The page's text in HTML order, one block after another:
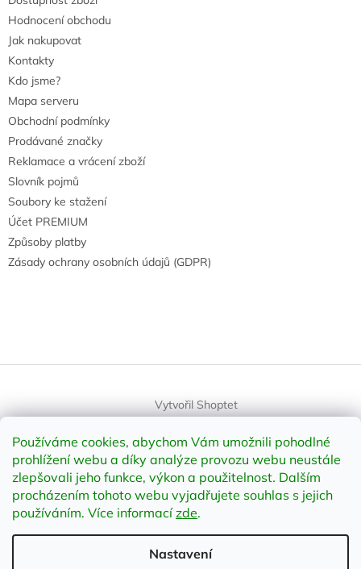
Používáme cookies, abychom Vám umožnili pohodlné
prohlížení webu a díky analýze provozu webu neustále
zlepšovali jeho funkce, výkon a použitelnost. Dalším
procházením tohoto webu vyjadřujete souhlas s jejich
používáním. Více informacízde.
Nastavení
Hodnocení obchodu
Jak nakupovat
Kontakty
Kdo jsme?
Mapa serveru
Obchodní podmínky
Prodávané značky
Reklamace a vrácení zboží
Slovník pojmů
Soubory ke stažení
Účet PREMIUM
Způsoby platby
Zásady ochrany osobních údajů (GDPR)
Vytvořil Shoptet
Copyright 2026 element-shop.cz
. Všechna práva vyhrazena.
Upravit nastavení cookies